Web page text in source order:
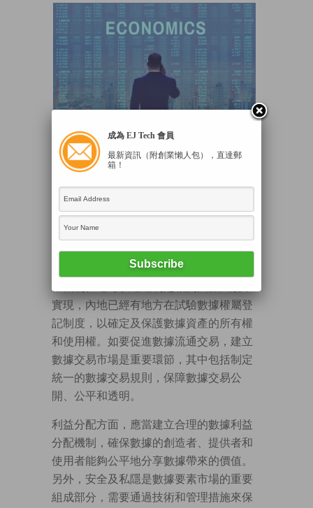
數字化轉型已成為當今經濟社會發展不可
1. 培育數據要素市場
在推動數字經濟發展的同時，要克服數據
要素化過程中的障礙，首先需確立數據資
產的法律地位，建立健全的數據權屬和確
權機制。這可以通過制定相關法律法規來
實現，內地已經有地方在試驗數據權屬登
記制度，以確定及保護數據資產的所有權
和使用權。如要促進數據流通交易，建立
數據交易市場是重要環節，其中包括制定
統一的數據交易規則，保障數據交易公
開、公平和透明。
利益分配方面，應當建立合理的數據利益
分配機制，確保數據的創造者、提供者和
使用者能夠公平地分享數據帶來的價值。
另外，安全及私隱是數據要素市場的重要
組成部分，需要通過技術和管理措施來保
成為 EJ Tech 會員
最新資訊（附創業懶人包），直達郵
箱！